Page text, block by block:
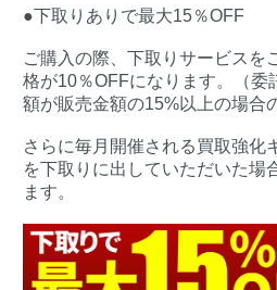
●下取りありで最大15％OFF
ご購入の際、下取りサービスを
格が10％OFFになります。（委
額が販売金額の15%以上の場合
さらに毎月開催される買取強化
を下取りに出していただいた場
ます。